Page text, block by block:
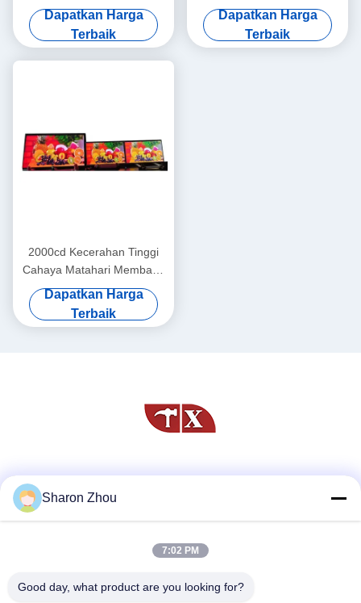
Layar Sentuh 13,3 Inch
Disesuaikan
Dapatkan Harga
Terbaik
sentuh TFT LCD Panel 28
Dapatkan Harga
Terbaik
2000cd Kecerahan Tinggi
Cahaya Matahari Membaca
Layar LCD Panel TFT
1600x1200 21,3 Inch
Dapatkan Harga
Terbaik
Kontak Cepat
Telp
Sharon Zhou
7:02 PM
Good day, what product are you looking for?